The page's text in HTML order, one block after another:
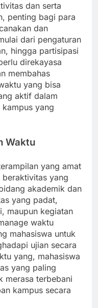
dan serta
penting bagi para
dan
dari pengaturan
hingga partisipasi
direkayasa
membahas
yang bisa
aktif dalam
yang
Waktu
yang amat
yang
akademik dan
yang padat,
maupun kegiatan
waktu
mahasiswa untuk
ujian secara
yang, mahasiswa
yang paling
merasa terbebani
kampus secara